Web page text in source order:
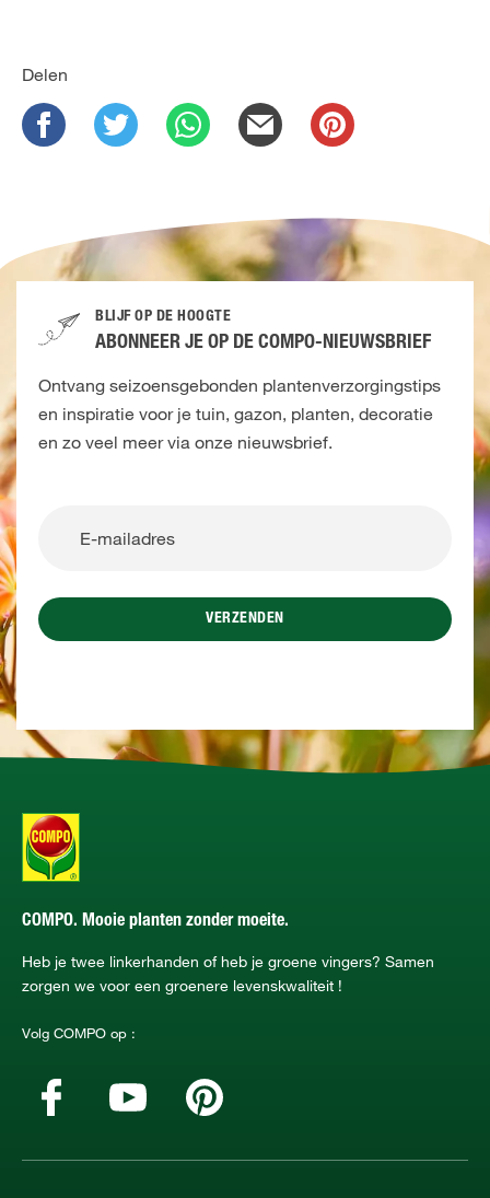
Delen
BLIJF OP DE HOOGTE
ABONNEER JE OP DE COMPO-NIEUWSBRIEF
Ontvang seizoensgebonden plantenverzorgingstips
en inspiratie voor je tuin, gazon, planten, decoratie
en zo veel meer via onze nieuwsbrief.
VERZENDEN
COMPO. Mooie planten zonder moeite.
Heb je twee linkerhanden of heb je groene vingers? Samen
zorgen we voor een groenere levenskwaliteit !
Volg COMPO op :